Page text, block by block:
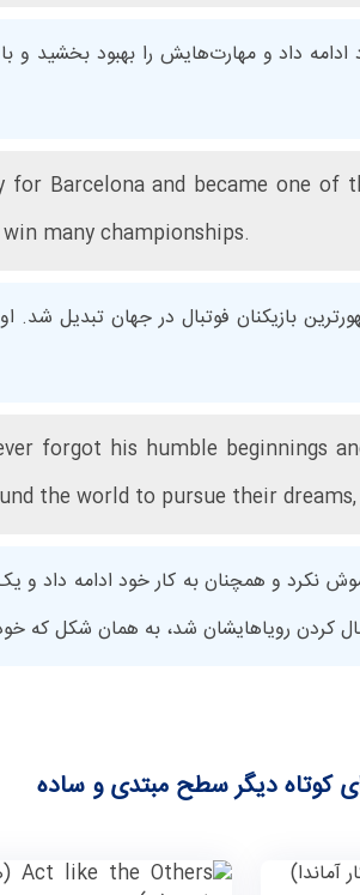
ادامه داد و مهارت‌هایش را بهبود
for Barcelona and became one
many championships.
بازیکنان فوتبال در جهان تبدیل شد.
forgot his humble beginnings
the world to pursue their
نکرد و همچنان به کار خود ادامه داد و
کردن رویاهایشان شد، به همان شکل که
کوتاه دیگر سطح مبتدی و ساده